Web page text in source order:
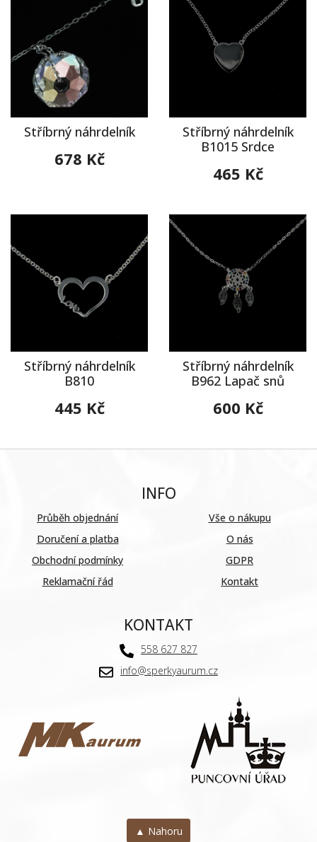
Stříbrný náhrdelník
678 Kč
Stříbrný náhrdelník
B1015 Srdce
465 Kč
Stříbrný náhrdelník
B810
445 Kč
Stříbrný náhrdelník
B962 Lapač snů
600 Kč
INFO
Průběh objednání
Doručení a platba
Obchodní podmínky
Reklamační řád
Vše o nákupu
O nás
GDPR
Kontakt
KONTAKT
558 627 827
info@sperkyaurum.cz
▲ Nahoru